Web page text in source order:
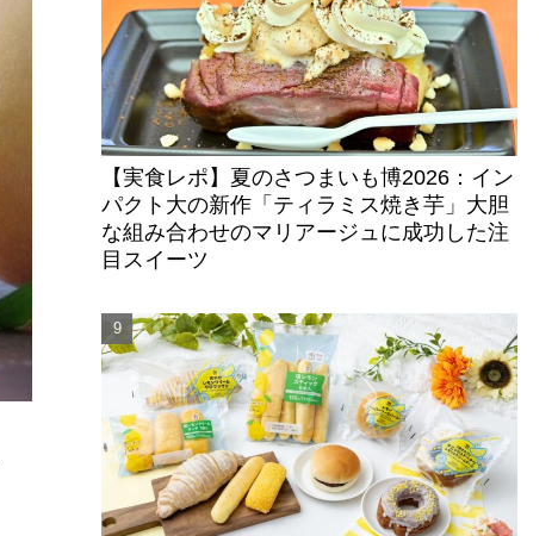
【実食レポ】夏のさつまいも博2026：イン
パクト大の新作「ティラミス焼き芋」大胆
な組み合わせのマリアージュに成功した注
目スイーツ